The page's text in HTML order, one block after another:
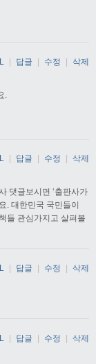
.
답글 수정 삭제
댓글보시면 ‘출판사가
. 대한민국 국민들이
들 관심가지고 살펴볼
답글 수정 삭제
| 답글 | 수정 | 삭제
| 답글 | 수정 | 삭제